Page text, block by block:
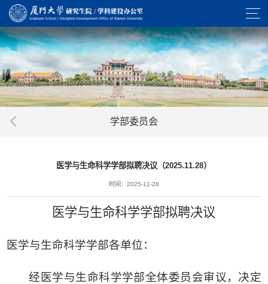
学部委员会
医学与生命科学学部拟聘决议（2025.11.28）
时间：2025-11-28
医学与生命科学学部拟聘决议
医学与生命科学学部各单位：
经医学与生命科学学部全体委员会审议，决定